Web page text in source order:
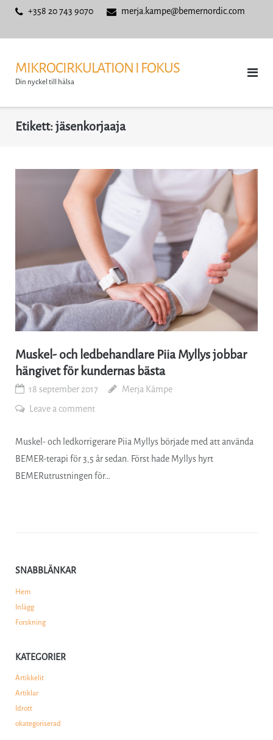
+358 20 743 9070 merja.kampe@bemernordic.com
MIKROCIRKULATION I FOKUS
Din nyckel till hälsa
Etikett:jäsenkorjaaja
Muskel- och ledbehandlare Piia Myllys jobbar
hängivet för kundernas bästa
18 september 2017
Merja Kämpe
Leave a comment
Muskel- och ledkorrigerare Piia Myllys började med att använda
BEMER-terapi för 3,5 år sedan. Först hade Myllys hyrt
BEMERutrustningen för…
SNABBLÄNKAR
Hem
Inlägg
Forskning
KATEGORIER
Artikkelit
Artiklar
Idrott
okategoriserad